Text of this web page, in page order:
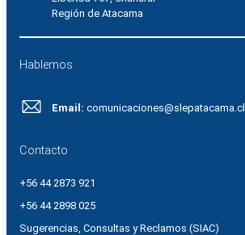
Región de Atacama
Hablemos
Email: comunicaciones@slepatacama.cl
Contacto
+56 44 2873 921
+56 44 2898 025
Sugerencias, Consultas y Reclamos (SIAC)